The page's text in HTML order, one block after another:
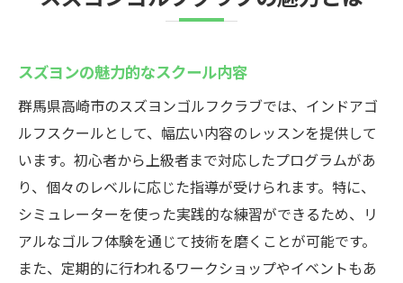
スズヨンの魅力的なスクール内容
群馬県高崎市のスズヨンゴルフクラブでは、インドアゴ
ルフスクールとして、幅広い内容のレッスンを提供して
います。初心者から上級者まで対応したプログラムがあ
り、個々のレベルに応じた指導が受けられます。特に、
シミュレーターを使った実践的な練習ができるため、リ
アルなゴルフ体験を通じて技術を磨くことが可能です。
また、定期的に行われるワークショップやイベントもあ